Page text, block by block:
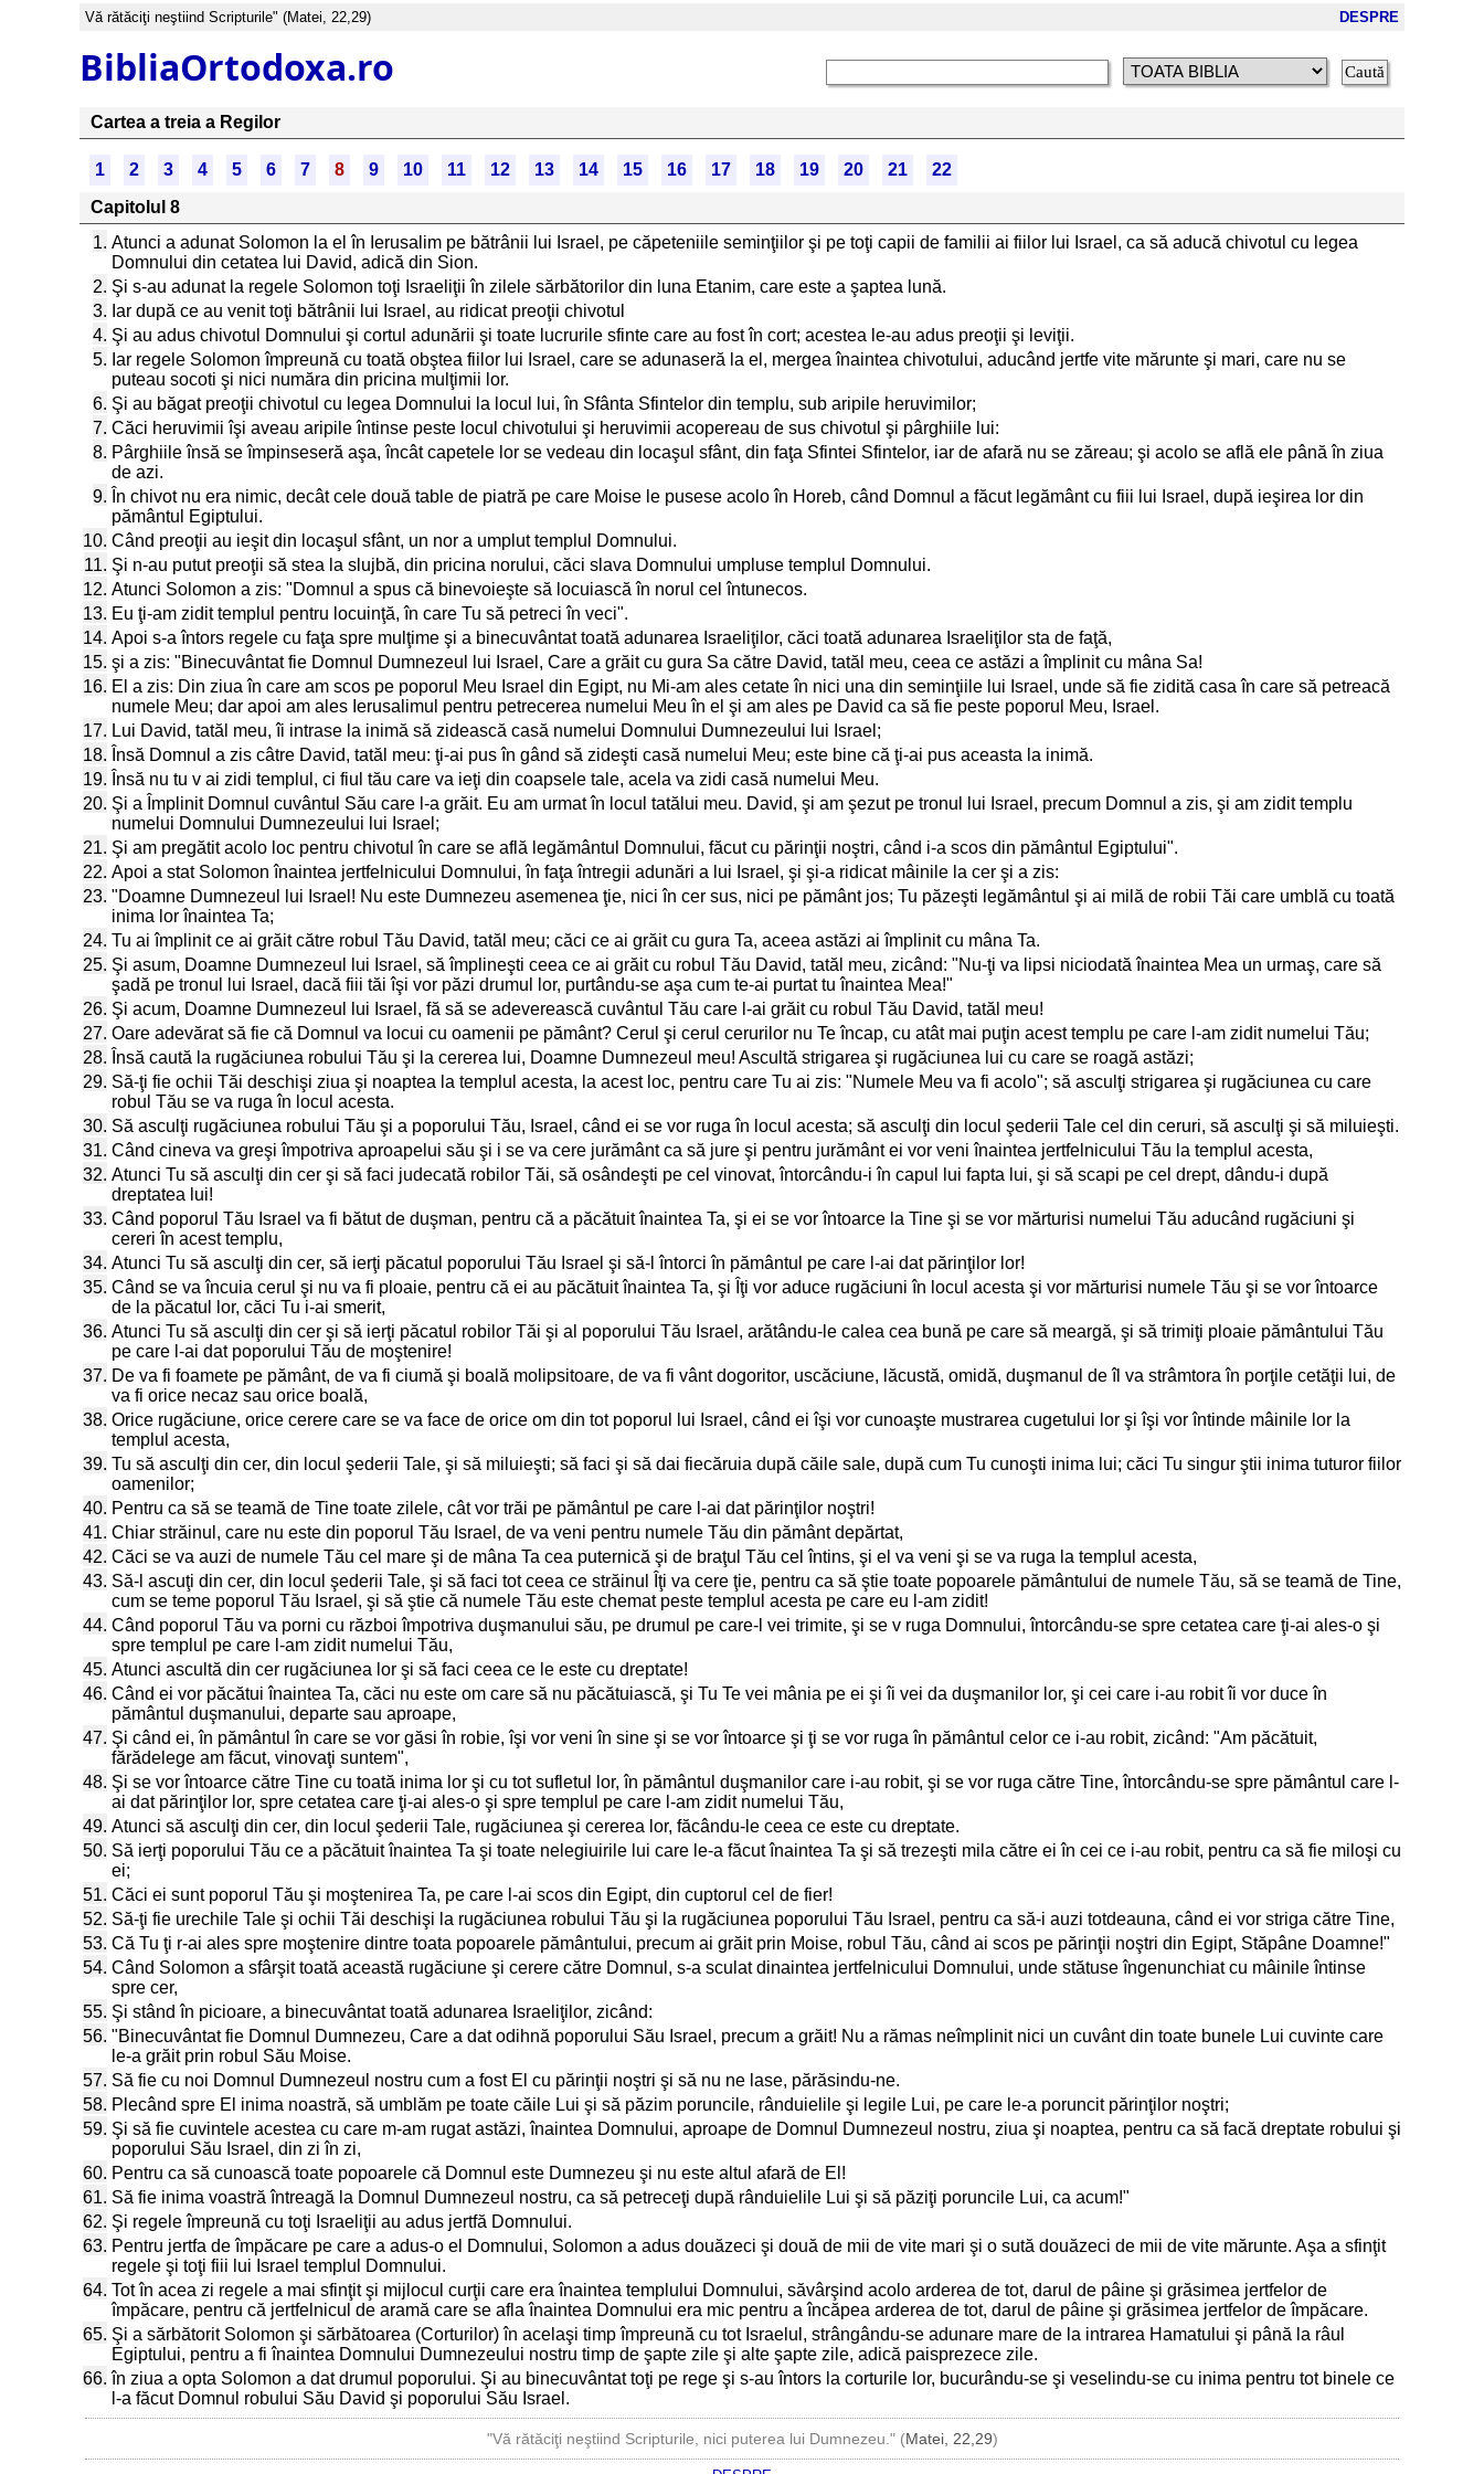
Vă rătăciţi neştiind Scripturile" (Matei, 22,29) DESPRE
BibliaOrtodoxa.ro
Cartea a treia a Regilor
1 2 3 4 5 6 7 8 9 10 11 12 13 14 15 16 17 18 19 20 21
22
Capitolul 8
1. Atunci a adunat Solomon la el în Ierusalim pe bătrânii lui Israel, pe căpeteniile seminţiilor şi pe toţi capii de familii ai fiilor lui Israel, ca să aducă chivotul cu legea
Domnului din cetatea lui David, adică din Sion.
2. Şi s-au adunat la regele Solomon toţi Israeliţii în zilele sărbătorilor din luna Etanim, care este a şaptea lună.
3. Iar după ce au venit toţi bătrânii lui Israel, au ridicat preoţii chivotul
4. Şi au adus chivotul Domnului şi cortul adunării şi toate lucrurile sfinte care au fost în cort; acestea le-au adus preoţii şi leviţii.
5. Iar regele Solomon împreună cu toată obştea fiilor lui Israel, care se adunaseră la el, mergea înaintea chivotului, aducând jertfe vite mărunte şi mari, care nu se
puteau socoti şi nici număra din pricina mulţimii lor.
6. Şi au băgat preoţii chivotul cu legea Domnului la locul lui, în Sfânta Sfintelor din templu, sub aripile heruvimilor;
7. Căci heruvimii îşi aveau aripile întinse peste locul chivotului şi heruvimii acopereau de sus chivotul şi pârghiile lui:
8. Pârghiile însă se împinseseră aşa, încât capetele lor se vedeau din locaşul sfânt, din faţa Sfintei Sfintelor, iar de afară nu se zăreau; şi acolo se află ele până în ziua
de azi.
9. În chivot nu era nimic, decât cele două table de piatră pe care Moise le pusese acolo în Horeb, când Domnul a făcut legământ cu fiii lui Israel, după ieşirea lor din
pământul Egiptului.
10. Când preoţii au ieşit din locaşul sfânt, un nor a umplut templul Domnului.
11. Şi n-au putut preoţii să stea la slujbă, din pricina norului, căci slava Domnului umpluse templul Domnului.
12. Atunci Solomon a zis: "Domnul a spus că binevoieşte să locuiască în norul cel întunecos.
13. Eu ţi-am zidit templul pentru locuinţă, în care Tu să petreci în veci".
14. Apoi s-a întors regele cu faţa spre mulţime şi a binecuvântat toată adunarea Israeliţilor, căci toată adunarea Israeliţilor sta de faţă,
15. şi a zis: "Binecuvântat fie Domnul Dumnezeul lui Israel, Care a grăit cu gura Sa către David, tatăl meu, ceea ce astăzi a împlinit cu mâna Sa!
16. El a zis: Din ziua în care am scos pe poporul Meu Israel din Egipt, nu Mi-am ales cetate în nici una din seminţiile lui Israel, unde să fie zidită casa în care să petreacă
numele Meu; dar apoi am ales Ierusalimul pentru petrecerea numelui Meu în el şi am ales pe David ca să fie peste poporul Meu, Israel.
17. Lui David, tatăl meu, îi intrase la inimă să zidească casă numelui Domnului Dumnezeului lui Israel;
18. Însă Domnul a zis câtre David, tatăl meu: ţi-ai pus în gând să zideşti casă numelui Meu; este bine că ţi-ai pus aceasta la inimă.
19. Însă nu tu v ai zidi templul, ci fiul tău care va ieţi din coapsele tale, acela va zidi casă numelui Meu.
20. Şi a Împlinit Domnul cuvântul Său care l-a grăit. Eu am urmat în locul tatălui meu. David, şi am şezut pe tronul lui Israel, precum Domnul a zis, şi am zidit templu
numelui Domnului Dumnezeului lui Israel;
21. Şi am pregătit acolo loc pentru chivotul în care se află legământul Domnului, făcut cu părinţii noştri, când i-a scos din pământul Egiptului".
22. Apoi a stat Solomon înaintea jertfelnicului Domnului, în faţa întregii adunări a lui Israel, şi şi-a ridicat mâinile la cer şi a zis:
23. "Doamne Dumnezeul lui Israel! Nu este Dumnezeu asemenea ţie, nici în cer sus, nici pe pământ jos; Tu păzeşti legământul şi ai milă de robii Tăi care umblă cu toată
inima lor înaintea Ta;
24. Tu ai împlinit ce ai grăit către robul Tău David, tatăl meu; căci ce ai grăit cu gura Ta, aceea astăzi ai împlinit cu mâna Ta.
25. Şi asum, Doamne Dumnezeul lui Israel, să împlineşti ceea ce ai grăit cu robul Tău David, tatăl meu, zicând: "Nu-ţi va lipsi niciodată înaintea Mea un urmaş, care să
şadă pe tronul lui Israel, dacă fiii tăi îşi vor păzi drumul lor, purtându-se aşa cum te-ai purtat tu înaintea Mea!"
26. Şi acum, Doamne Dumnezeul lui Israel, fă să se adeverească cuvântul Tău care l-ai grăit cu robul Tău David, tatăl meu!
27. Oare adevărat să fie că Domnul va locui cu oamenii pe pământ? Cerul şi cerul cerurilor nu Te încap, cu atât mai puţin acest templu pe care l-am zidit numelui Tău;
28. Însă caută la rugăciunea robului Tău şi la cererea lui, Doamne Dumnezeul meu! Ascultă strigarea şi rugăciunea lui cu care se roagă astăzi;
29. Să-ţi fie ochii Tăi deschişi ziua şi noaptea la templul acesta, la acest loc, pentru care Tu ai zis: "Numele Meu va fi acolo"; să asculţi strigarea şi rugăciunea cu care
robul Tău se va ruga în locul acesta.
30. Să asculţi rugăciunea robului Tău şi a poporului Tău, Israel, când ei se vor ruga în locul acesta; să asculţi din locul şederii Tale cel din ceruri, să asculţi şi să miluieşti.
31. Când cineva va greşi împotriva aproapelui său şi i se va cere jurământ ca să jure şi pentru jurământ ei vor veni înaintea jertfelnicului Tău la templul acesta,
32. Atunci Tu să asculţi din cer şi să faci judecată robilor Tăi, să osândeşti pe cel vinovat, întorcându-i în capul lui fapta lui, şi să scapi pe cel drept, dându-i după
dreptatea lui!
33. Când poporul Tău Israel va fi bătut de duşman, pentru că a păcătuit înaintea Ta, şi ei se vor întoarce la Tine şi se vor mărturisi numelui Tău aducând rugăciuni şi
cereri în acest templu,
34. Atunci Tu să asculţi din cer, să ierţi păcatul poporului Tău Israel şi să-l întorci în pământul pe care l-ai dat părinţilor lor!
35. Când se va încuia cerul şi nu va fi ploaie, pentru că ei au păcătuit înaintea Ta, şi Îţi vor aduce rugăciuni în locul acesta şi vor mărturisi numele Tău şi se vor întoarce
de la păcatul lor, căci Tu i-ai smerit,
36. Atunci Tu să asculţi din cer şi să ierţi păcatul robilor Tăi şi al poporului Tău Israel, arătându-le calea cea bună pe care să meargă, şi să trimiţi ploaie pământului Tău
pe care l-ai dat poporului Tău de moştenire!
37. De va fi foamete pe pământ, de va fi ciumă şi boală molipsitoare, de va fi vânt dogoritor, uscăciune, lăcustă, omidă, duşmanul de îl va strâmtora în porţile cetăţii lui, de
va fi orice necaz sau orice boală,
38. Orice rugăciune, orice cerere care se va face de orice om din tot poporul lui Israel, când ei îşi vor cunoaşte mustrarea cugetului lor şi îşi vor întinde mâinile lor la
templul acesta,
39. Tu să asculţi din cer, din locul şederii Tale, şi să miluieşti; să faci şi să dai fiecăruia după căile sale, după cum Tu cunoşti inima lui; căci Tu singur ştii inima tuturor fiilor
oamenilor;
40. Pentru ca să se teamă de Tine toate zilele, cât vor trăi pe pământul pe care l-ai dat părinţilor noştri!
41. Chiar străinul, care nu este din poporul Tău Israel, de va veni pentru numele Tău din pământ depărtat,
42. Căci se va auzi de numele Tău cel mare şi de mâna Ta cea puternică şi de braţul Tău cel întins, şi el va veni şi se va ruga la templul acesta,
43. Să-l ascuţi din cer, din locul şederii Tale, şi să faci tot ceea ce străinul Îţi va cere ţie, pentru ca să ştie toate popoarele pământului de numele Tău, să se teamă de Tine,
cum se teme poporul Tău Israel, şi să ştie că numele Tău este chemat peste templul acesta pe care eu l-am zidit!
44. Când poporul Tău va porni cu război împotriva duşmanului său, pe drumul pe care-l vei trimite, şi se v ruga Domnului, întorcându-se spre cetatea care ţi-ai ales-o şi
spre templul pe care l-am zidit numelui Tău,
45. Atunci ascultă din cer rugăciunea lor şi să faci ceea ce le este cu dreptate!
46. Când ei vor păcătui înaintea Ta, căci nu este om care să nu păcătuiască, şi Tu Te vei mânia pe ei şi îi vei da duşmanilor lor, şi cei care i-au robit îi vor duce în
pământul duşmanului, departe sau aproape,
47. Şi când ei, în pământul în care se vor găsi în robie, îşi vor veni în sine şi se vor întoarce şi ţi se vor ruga în pământul celor ce i-au robit, zicând: "Am păcătuit,
fărădelege am făcut, vinovaţi suntem",
48. Şi se vor întoarce către Tine cu toată inima lor şi cu tot sufletul lor, în pământul duşmanilor care i-au robit, şi se vor ruga către Tine, întorcându-se spre pământul care l-
ai dat părinţilor lor, spre cetatea care ţi-ai ales-o şi spre templul pe care l-am zidit numelui Tău,
49. Atunci să asculţi din cer, din locul şederii Tale, rugăciunea şi cererea lor, făcându-le ceea ce este cu dreptate.
50. Să ierţi poporului Tău ce a păcătuit înaintea Ta şi toate nelegiuirile lui care le-a făcut înaintea Ta şi să trezeşti mila către ei în cei ce i-au robit, pentru ca să fie miloşi cu
ei;
51. Căci ei sunt poporul Tău şi moştenirea Ta, pe care l-ai scos din Egipt, din cuptorul cel de fier!
52. Să-ţi fie urechile Tale şi ochii Tăi deschişi la rugăciunea robului Tău şi la rugăciunea poporului Tău Israel, pentru ca să-i auzi totdeauna, când ei vor striga către Tine,
53. Că Tu ţi r-ai ales spre moştenire dintre toata popoarele pământului, precum ai grăit prin Moise, robul Tău, când ai scos pe părinţii noştri din Egipt, Stăpâne Doamne!"
54. Când Solomon a sfârşit toată această rugăciune şi cerere către Domnul, s-a sculat dinaintea jertfelnicului Domnului, unde stătuse îngenunchiat cu mâinile întinse
spre cer,
55. Şi stând în picioare, a binecuvântat toată adunarea Israeliţilor, zicând:
56. "Binecuvântat fie Domnul Dumnezeu, Care a dat odihnă poporului Său Israel, precum a grăit! Nu a rămas neîmplinit nici un cuvânt din toate bunele Lui cuvinte care
le-a grăit prin robul Său Moise.
57. Să fie cu noi Domnul Dumnezeul nostru cum a fost El cu părinţii noştri şi să nu ne lase, părăsindu-ne.
58. Plecând spre El inima noastră, să umblăm pe toate căile Lui şi să păzim poruncile, rânduielile şi legile Lui, pe care le-a poruncit părinţilor noştri;
59. Şi să fie cuvintele acestea cu care m-am rugat astăzi, înaintea Domnului, aproape de Domnul Dumnezeul nostru, ziua şi noaptea, pentru ca să facă dreptate robului şi
poporului Său Israel, din zi în zi,
60. Pentru ca să cunoască toate popoarele că Domnul este Dumnezeu şi nu este altul afară de El!
61. Să fie inima voastră întreagă la Domnul Dumnezeul nostru, ca să petreceţi după rânduielile Lui şi să păziţi poruncile Lui, ca acum!"
62. Şi regele împreună cu toţi Israeliţii au adus jertfă Domnului.
63. Pentru jertfa de împăcare pe care a adus-o el Domnului, Solomon a adus douăzeci şi două de mii de vite mari şi o sută douăzeci de mii de vite mărunte. Aşa a sfinţit
regele şi toţi fiii lui Israel templul Domnului.
64. Tot în acea zi regele a mai sfinţit şi mijlocul curţii care era înaintea templului Domnului, săvârşind acolo arderea de tot, darul de pâine şi grăsimea jertfelor de
împăcare, pentru că jertfelnicul de aramă care se afla înaintea Domnului era mic pentru a încăpea arderea de tot, darul de pâine şi grăsimea jertfelor de împăcare.
65. Şi a sărbătorit Solomon şi sărbătoarea (Corturilor) în acelaşi timp împreună cu tot Israelul, strângându-se adunare mare de la intrarea Hamatului şi până la râul
Egiptului, pentru a fi înaintea Domnului Dumnezeului nostru timp de şapte zile şi alte şapte zile, adică paisprezece zile.
66. în ziua a opta Solomon a dat drumul poporului. Şi au binecuvântat toţi pe rege şi s-au întors la corturile lor, bucurându-se şi veselindu-se cu inima pentru tot binele ce
l-a făcut Domnul robului Său David şi poporului Său Israel.
"Vă rătăciţi neştiind Scripturile, nici puterea lui Dumnezeu." (Matei, 22,29)